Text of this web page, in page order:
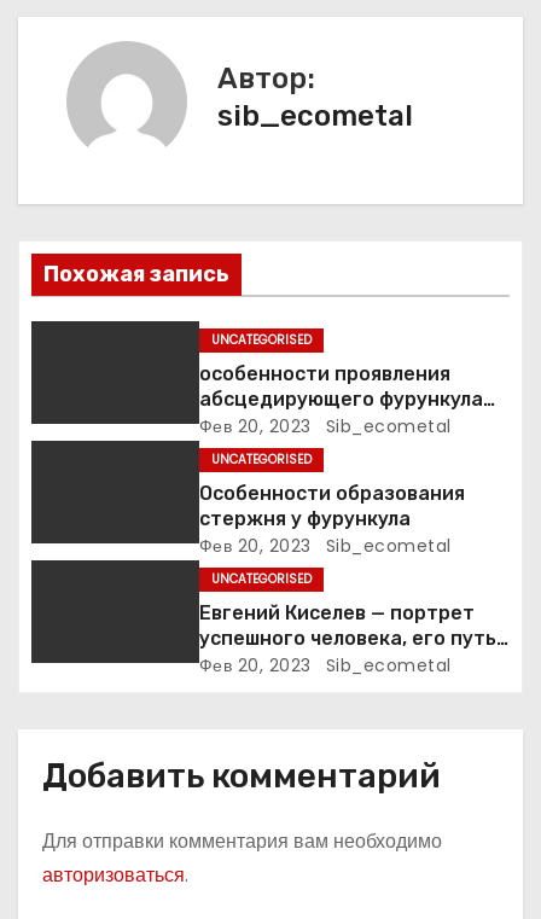
а
о
з
п
с
Автор:
sib_ecometal
Похожая запись
UNCATEGORISED
особенности проявления
абсцедирующего фурункула
код по МКБ-10
Фев 20, 2023 Sib_ecometal
UNCATEGORISED
Особенности образования
стержня у фурункула
Фев 20, 2023 Sib_ecometal
UNCATEGORISED
Евгений Киселев — портрет
успешного человека, его путь
к славе и личное счастье
Фев 20, 2023 Sib_ecometal
Добавить комментарий
Для отправки комментария вам необходимо
авторизоваться.